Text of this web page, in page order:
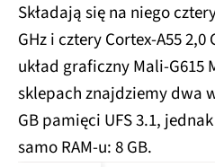
Składają się na niego
GHz i cztery Cortex-A55
układ graficzny Mali-G615
sklepach znajdziemy dwa
GB pamięci UFS 3.1,
samo RAM-u: 8 GB.